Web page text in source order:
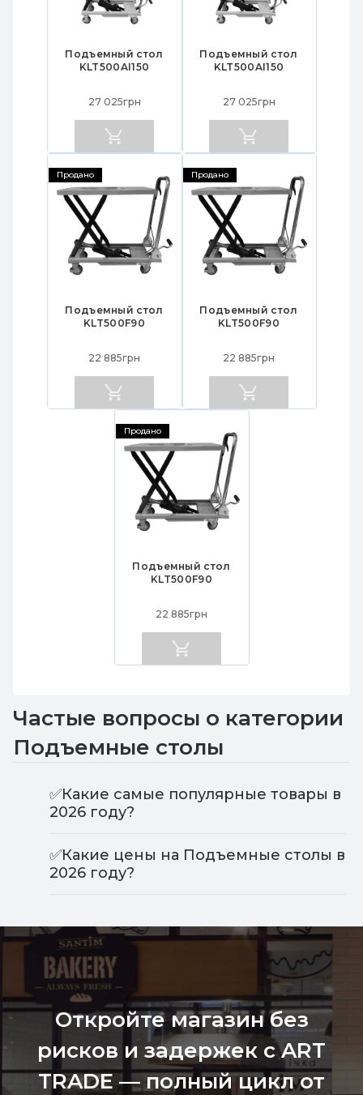
Подъемный стол
KLT500AI150
27 025грн
Подъемный стол
KLT500AI150
27 025грн
Продано
Подъемный стол
KLT500F90
22 885грн
Продано
Подъемный стол
KLT500F90
22 885грн
Продано
Подъемный стол
KLT500F90
22 885грн
Частые вопросы о категории
Подъемные столы
✅Какие самые популярные товары в
2026 году?
✅Какие цены на Подъемные столы в
2026 году?
Откройте магазин без
рисков и задержек с ART
TRADE — полный цикл от